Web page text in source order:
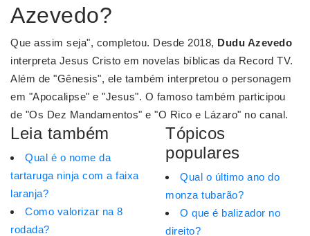
Azevedo?
Que assim seja", completou. Desde 2018, Dudu Azevedo
interpreta Jesus Cristo em novelas bíblicas da Record TV.
Além de "Gênesis", ele também interpretou o personagem
em "Apocalipse" e "Jesus". O famoso também participou
de "Os Dez Mandamentos" e "O Rico e Lázaro" no canal.
Leia também
Qual é o nome da
tartaruga ninja com a faixa
laranja?
Como valorizar na 8
rodada?
Tópicos
populares
Qual o último ano do
monza tubarão?
O que é balizador no
direito?